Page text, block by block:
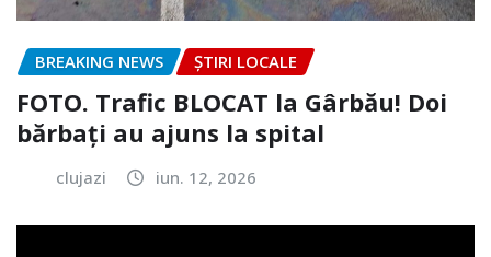
BREAKING NEWS ȘTIRI LOCALE
FOTO. Trafic BLOCAT la Gârbău! Doi
bărbați au ajuns la spital
clujazi iun. 12, 2026